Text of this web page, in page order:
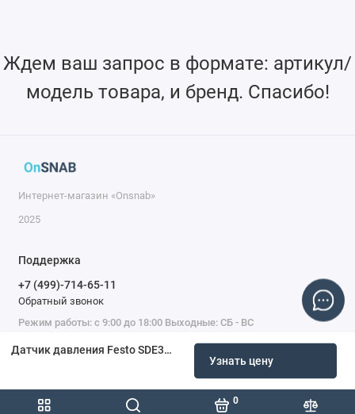
0
Датчик давления Festo SDE3-D10S-P-HQ4-2N-M8 546225
Узнать цену
Ждем ваш запрос в формате: артикул/
модель товара, и бренд. Спасибо!
Интернет-магазин «Onsnab»
2025
Поддержка
+7 (499)-714-65-11
Обратный звонок
Режим работы: с 9:00 до 18:00 Выходные: СБ - ВС